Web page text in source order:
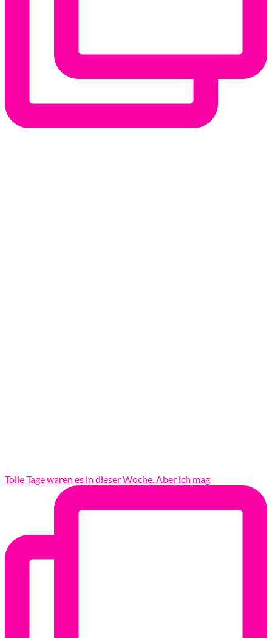
Tolle Tage waren es in dieser Woche. Aber ich mag